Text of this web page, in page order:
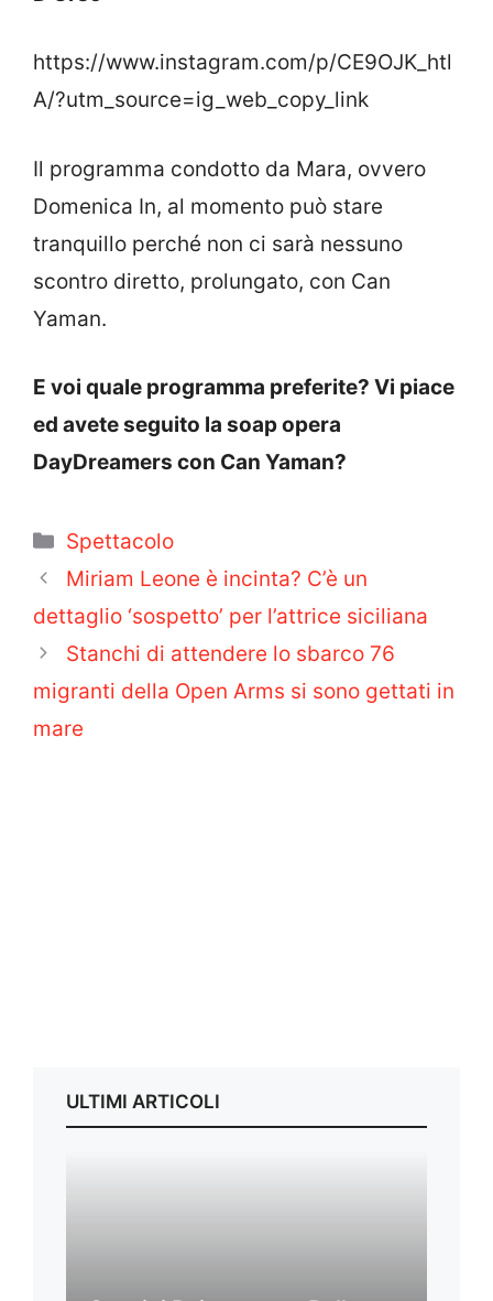
https://www.instagram.com/p/CE9OJK_htl
A/?utm_source=ig_web_copy_link
Il programma condotto da Mara, ovvero
Domenica In, al momento può stare
tranquillo perché non ci sarà nessuno
scontro diretto, prolungato, con Can
Yaman.
E voi quale programma preferite? Vi piace
ed avete seguito la soap opera
DayDreamers con Can Yaman?
Categorie
Spettacolo
Miriam Leone è incinta? C’è un
dettaglio ‘sospetto’ per l’attrice siciliana
Stanchi di attendere lo sbarco 76
migranti della Open Arms si sono gettati in
mare
ULTIMI ARTICOLI